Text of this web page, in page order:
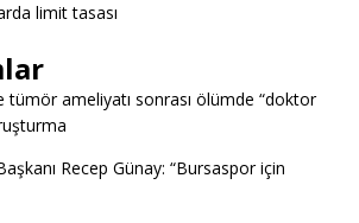
limit tasası
tümör ameliyatı sonrası ölümde “doktor
Recep Günay: “Bursaspor için